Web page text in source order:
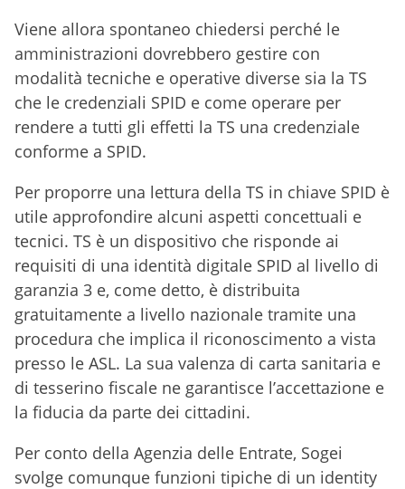
Viene allora spontaneo chiedersi perché le
amministrazioni dovrebbero gestire con
modalità tecniche e operative diverse sia la TS
che le credenziali SPID e come operare per
rendere a tutti gli effetti la TS una credenziale
conforme a SPID.
Per proporre una lettura della TS in chiave SPID è
utile approfondire alcuni aspetti concettuali e
tecnici. TS è un dispositivo che risponde ai
requisiti di una identità digitale SPID al livello di
garanzia 3 e, come detto, è distribuita
gratuitamente a livello nazionale tramite una
procedura che implica il riconoscimento a vista
presso le ASL. La sua valenza di carta sanitaria e
di tesserino fiscale ne garantisce l’accettazione e
la fiducia da parte dei cittadini.
Per conto della Agenzia delle Entrate, Sogei
svolge comunque funzioni tipiche di un identity